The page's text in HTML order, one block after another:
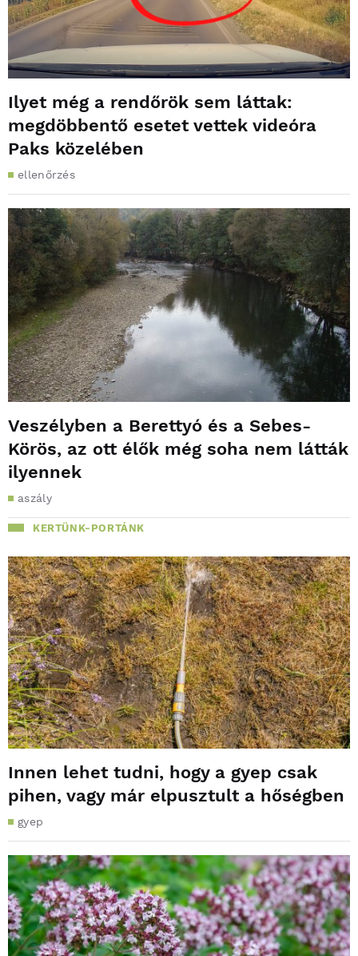
Ilyet még a rendőrök sem láttak:
megdöbbentő esetet vettek videóra
Paks közelében
ellenőrzés
Veszélyben a Berettyó és a Sebes-
Körös, az ott élők még soha nem látták
ilyennek
aszály
KERTÜNK-PORTÁNK
Innen lehet tudni, hogy a gyep csak
pihen, vagy már elpusztult a hőségben
gyep